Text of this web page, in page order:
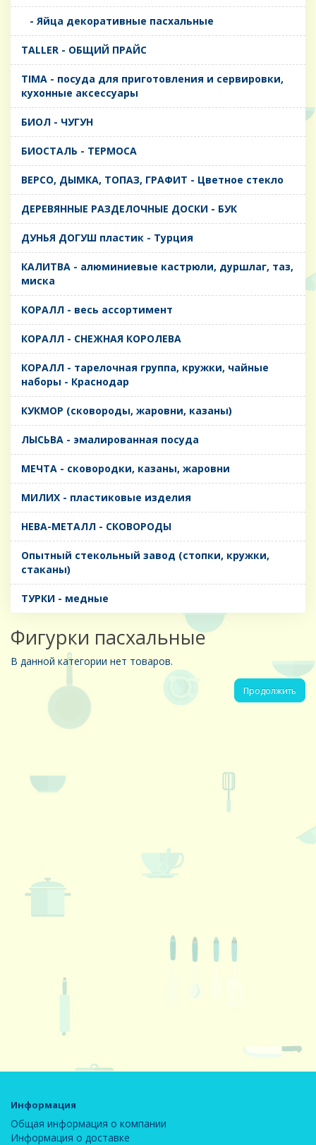
- Яйца декоративные пасхальные
TALLER - ОБЩИЙ ПРАЙС
TIMA - посуда для приготовления и сервировки,
кухонные аксессуары
БИОЛ - ЧУГУН
БИОСТАЛЬ - ТЕРМОСА
ВЕРСО, ДЫМКА, ТОПАЗ, ГРАФИТ - Цветное стекло
ДЕРЕВЯННЫЕ РАЗДЕЛОЧНЫЕ ДОСКИ - БУК
ДУНЬЯ ДОГУШ пластик - Турция
КАЛИТВА - алюминиевые кастрюли, дуршлаг, таз,
миска
КОРАЛЛ - весь ассортимент
КОРАЛЛ - СНЕЖНАЯ КОРОЛЕВА
КОРАЛЛ - тарелочная группа, кружки, чайные
наборы - Краснодар
КУКМОР (сковороды, жаровни, казаны)
ЛЫСЬВА - эмалированная посуда
МЕЧТА - сковородки, казаны, жаровни
МИЛИХ - пластиковые изделия
НЕВА-МЕТАЛЛ - СКОВОРОДЫ
Опытный стекольный завод (стопки, кружки,
стаканы)
ТУРКИ - медные
Фигурки пасхальные
В данной категории нет товаров.
Продолжить
Информация
Общая информация о компании
Информация о доставке